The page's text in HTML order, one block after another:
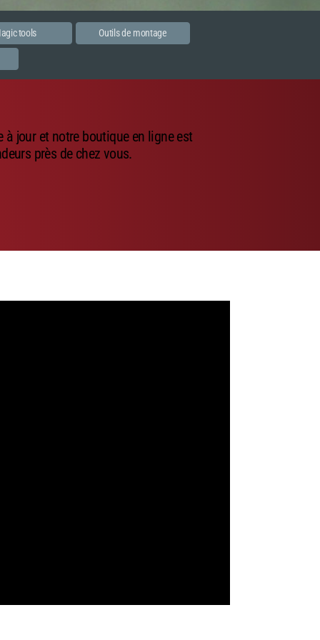
tools Outils de montage
jour et notre boutique en ligne est
près de chez vous.